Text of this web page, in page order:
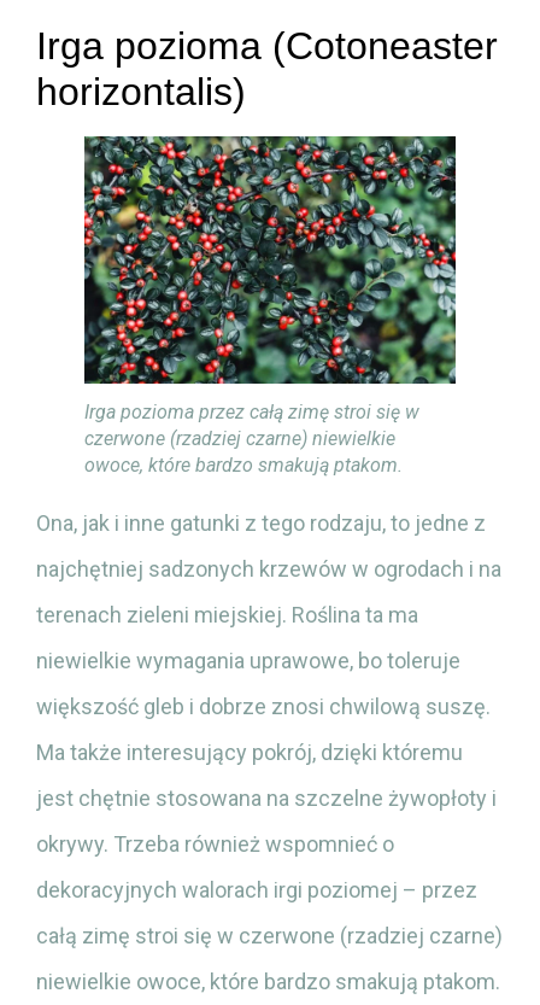
Irga pozioma (Cotoneaster
horizontalis)
Irga pozioma przez całą zimę stroi się w
czerwone (rzadziej czarne) niewielkie
owoce, które bardzo smakują ptakom.
Ona, jak i inne gatunki z tego rodzaju, to jedne z
najchętniej sadzonych krzewów w ogrodach i na
terenach zieleni miejskiej. Roślina ta ma
niewielkie wymagania uprawowe, bo toleruje
większość gleb i dobrze znosi chwilową suszę.
Ma także interesujący pokrój, dzięki któremu
jest chętnie stosowana na szczelne żywopłoty i
okrywy. Trzeba również wspomnieć o
dekoracyjnych walorach irgi poziomej – przez
całą zimę stroi się w czerwone (rzadziej czarne)
niewielkie owoce, które bardzo smakują ptakom.